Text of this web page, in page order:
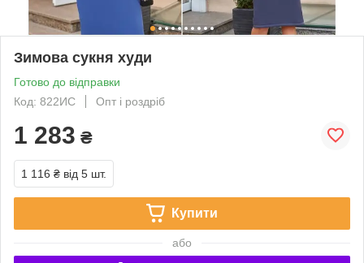
Зимова сукня худи
Готово до відправки
Код: 822ИС
Опт і роздріб
1 283 ₴
1 116 ₴ від 5 шт.
Купити
або